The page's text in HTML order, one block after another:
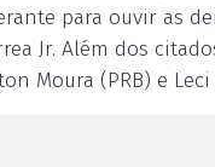
para ouvir as
Jr. Além dos
Moura (PRB) e